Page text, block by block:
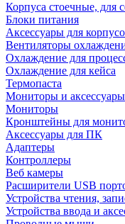
Корпуса стоечные, для
Блоки питания
Аксессуары для
Вентиляторы
Охлаждение для
Охлаждение для кейса
Термопаста
Мониторы и аксессуары
Мониторы
Кронштейны для
Аксессуары для ПК
Адаптеры
Контроллеры
Веб камеры
Расширители USB
Устройства чтения,
Устройства ввода и